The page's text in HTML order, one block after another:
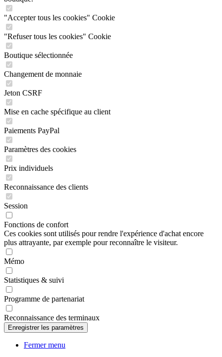
"Accepter tous les cookies" Cookie
"Refuser tous les cookies" Cookie
Boutique sélectionnée
Changement de monnaie
Jeton CSRF
Mise en cache spécifique au client
Paiements PayPal
Paramètres des cookies
Prix individuels
Reconnaissance des clients
Session
Fonctions de confort
Ces cookies sont utilisés pour rendre l'expérience d'achat encore
plus attrayante, par exemple pour reconnaître le visiteur.
Mémo
Statistiques & suivi
Programme de partenariat
Reconnaissance des terminaux
Fermer menu